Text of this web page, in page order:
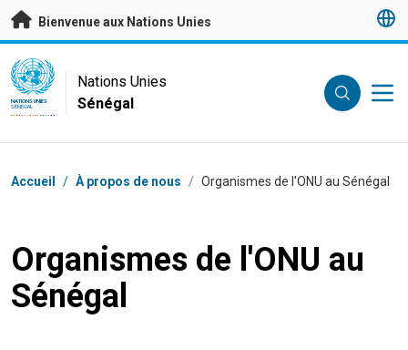
Passer au contenu principal
Bienvenue aux Nations Unies
UN Logo
NATIONS UNIES
SÉNÉGAL
Nations Unies
Sénégal
Fil d'Ariane
Accueil / À propos de nous / Organismes de l'ONU au Sénégal
Organismes de l'ONU au
Sénégal